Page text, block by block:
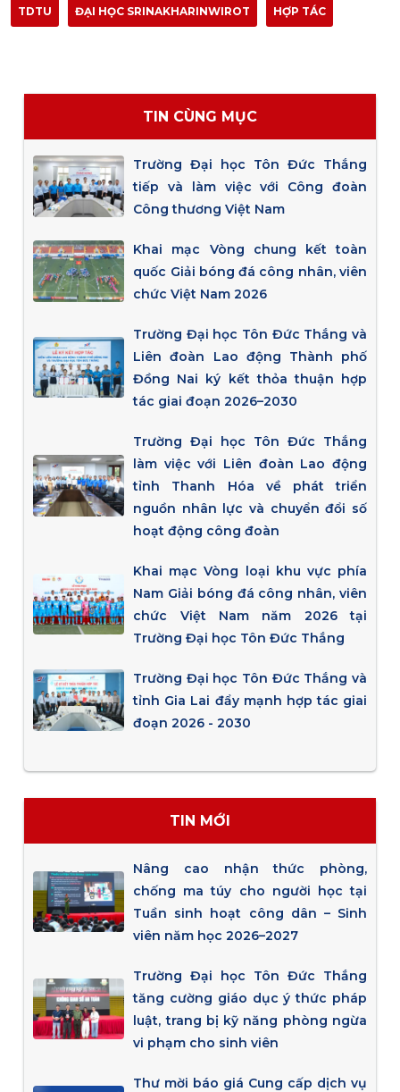
TDTU ĐẠI HỌC SRINAKHARINWIROT HỢP TÁC
TIN CÙNG MỤC
Trường Đại học Tôn Đức Thắng
tiếp và làm việc với Công đoàn
Công thương Việt Nam
Khai mạc Vòng chung kết toàn
quốc Giải bóng đá công nhân, viên
chức Việt Nam 2026
Trường Đại học Tôn Đức Thắng và
Liên đoàn Lao động Thành phố
Đồng Nai ký kết thỏa thuận hợp
tác giai đoạn 2026–2030
Trường Đại học Tôn Đức Thắng
làm việc với Liên đoàn Lao động
tỉnh Thanh Hóa về phát triển
nguồn nhân lực và chuyển đổi số
hoạt động công đoàn
Khai mạc Vòng loại khu vực phía
Nam Giải bóng đá công nhân, viên
chức Việt Nam năm 2026 tại
Trường Đại học Tôn Đức Thắng
Trường Đại học Tôn Đức Thắng và
tỉnh Gia Lai đẩy mạnh hợp tác giai
đoạn 2026 - 2030
TIN MỚI
Nâng cao nhận thức phòng,
chống ma túy cho người học tại
Tuần sinh hoạt công dân – Sinh
viên năm học 2026–2027
Trường Đại học Tôn Đức Thắng
tăng cường giáo dục ý thức pháp
luật, trang bị kỹ năng phòng ngừa
vi phạm cho sinh viên
Thư mời báo giá Cung cấp dịch vụ